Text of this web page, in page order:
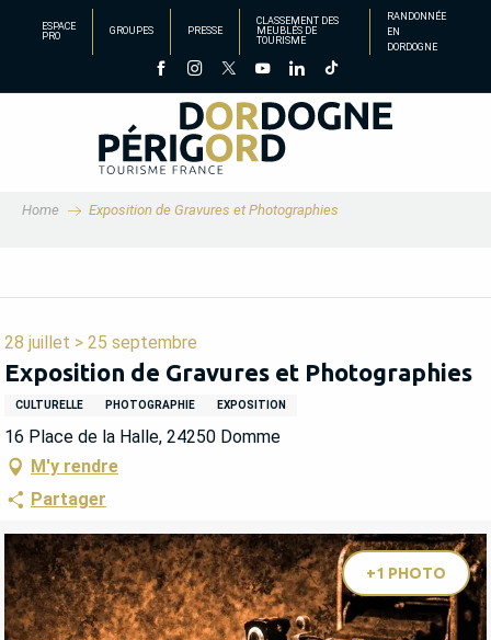
principal
ESPACE
PRO
GROUPES PRESSE
CLASSEMENT DES
MEUBLÉS DE
TOURISME
RANDONNÉE
EN
DORDOGNE
Home Exposition de Gravures et Photographies
28 juillet > 25 septembre
Exposition de Gravures et Photographies
CULTURELLE PHOTOGRAPHIE EXPOSITION
16 Place de la Halle, 24250 Domme
M'y rendre
Partager
+1 PHOTO